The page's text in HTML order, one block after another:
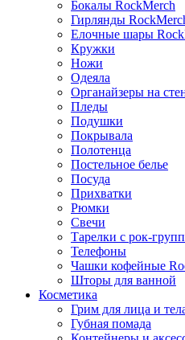
Бокалы RockMerch
Гирлянды
Елочные шары
Кружки
Ножи
Одеяла
Органайзеры на
Пледы
Подушки
Покрывала
Полотенца
Постельное белье
Посуда
Прихватки
Рюмки
Свечи
Тарелки с рок-
Телефоны
Чашки кофейные
Шторы для ванной
Косметика
Грим для лица и
Губная помада